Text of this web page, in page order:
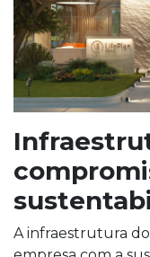
A infraestrutura